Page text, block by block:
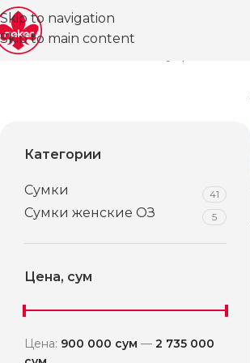
Skip to navigation
Skip to main content
Главная
Категории
Сумки 41
Сумки женские ОЗ 5
Цена, сум
Цена: 900 000 сум — 2 735 000